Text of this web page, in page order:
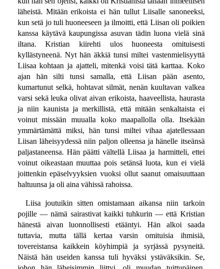
läheistä. Mitään erikoista ei hän tullut Liisalle sanoneeksi,
kun setä jo tuli huoneeseen ja ilmoitti, että Liisan oli poikien
kanssa käytävä kaupungissa asuvan tädin luona vielä sinä
iltana. Kristian kiirehti ulos huoneesta omituisesti
kyllästyneenä. Nyt hän äkkiä tunsi miltei vastenmielisyyttä
Liisaa kohtaan ja ajatteli, mitenkä voisi tätä karttaa. Koko
ajan hän silti tunsi samalla, että Liisan pään asento,
kumartunut selkä, hohtavat silmät, nenän kuultavan valkea
varsi sekä leuka olivat aivan erikoista, haaveellista, haurasta
ja niin kaunista ja merkillistä, että mitään senkaltaista ei
voinut missään muualla koko maapallolla olla. Itsekään
ymmärtämättä miksi, hän tunsi miltei vihaa ajatellessaan
Liisan läheisyydessä niin paljon olleensa ja hänelle itseänsä
paljastaneensa. Hän päätti vältellä Liisaa ja harmitteli, ettei
voinut oikeastaan muuttaa pois setänsä luota, kun ei vielä
joittenkin epäselvyyksien vuoksi ollut saanut omaisuuttaan
haltuunsa ja oli aina vähissä rahoissa.
Liisa joutuikin sitten omistamaan aikansa niin tarkoin
pojille — nämä sairastivat kaikki tuhkurin — että Kristian
hänestä aivan luonnollisesti etääntyi. Hän alkoi saada
tuttavia, mutta tällä kertaa varsin omituisia ihmisiä,
tovereistansa kaikkein köyhimpiä ja syrjässä pysyneitä.
Näistä hän useiden kanssa tuli hyväksi ystäväksikin. Se,